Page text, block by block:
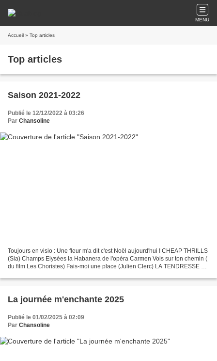
MENU
Accueil » Top articles
Top articles
Saison 2021-2022
Publié le 12/12/2022 à 03:26
Par Chansoline
Toujours en visio : Une fleur m'a dit c'est Noël aujourd'hui ! CHEAP THRILLS
(Sia) Champs Elysées la Habanera de l'opéra Carmen Vois sur ton chemin (
du film Les Choristes) Fais-moi une place (Julien Clerc) LA TENDRESSE de
La journée m'enchante 2025
Publié le 01/02/2025 à 02:09
Par Chansoline